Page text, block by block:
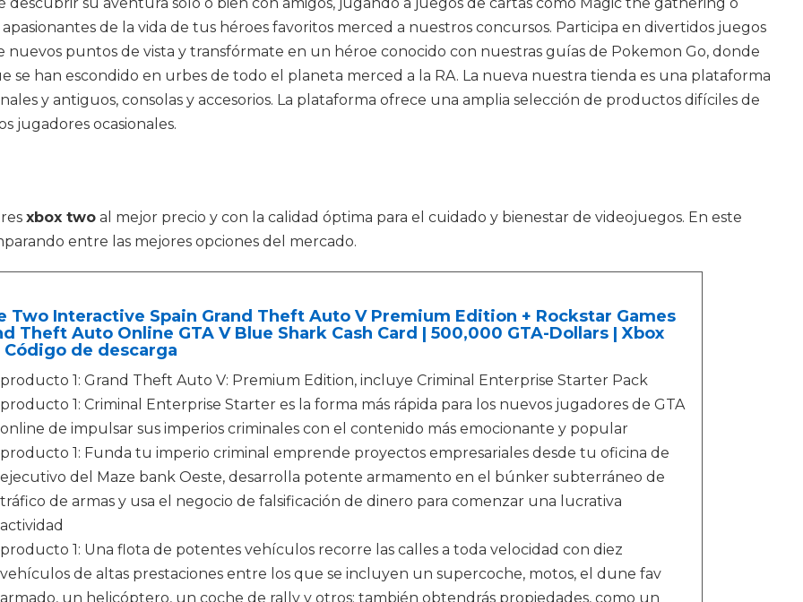
de la vida de tus héroes favoritos merced a nuestros concursos. Participa en divertidos juegos
puntos de vista y transfórmate en un héroe conocido con nuestras guías de Pokemon Go, donde
se han escondido en urbes de todo el planeta merced a la RA. La nueva nuestra tienda es una plataforma
y antiguos, consolas y accesorios. La plataforma ofrece una amplia selección de productos difíciles de
jugadores ocasionales.
xbox two al mejor precio y con la calidad óptima para el cuidado y bienestar de videojuegos. En este
entre las mejores opciones del mercado.
Two Interactive Spain Grand Theft Auto V Premium Edition + Rockstar Games
Theft Auto Online GTA V Blue Shark Cash Card | 500,000 GTA-Dollars | Xbox
Código de descarga
producto 1: Grand Theft Auto V: Premium Edition, incluye Criminal Enterprise Starter Pack
producto 1: Criminal Enterprise Starter es la forma más rápida para los nuevos jugadores de GTA
online de impulsar sus imperios criminales con el contenido más emocionante y popular
producto 1: Funda tu imperio criminal emprende proyectos empresariales desde tu oficina de
ejecutivo del Maze bank Oeste, desarrolla potente armamento en el búnker subterráneo de
tráfico de armas y usa el negocio de falsificación de dinero para comenzar una lucrativa
actividad
producto 1: Una flota de potentes vehículos recorre las calles a toda velocidad con diez
vehículos de altas prestaciones entre los que se incluyen un supercoche, motos, el dune fav
armado, un helicóptero, un coche de rally y otros; también obtendrás propiedades, como un